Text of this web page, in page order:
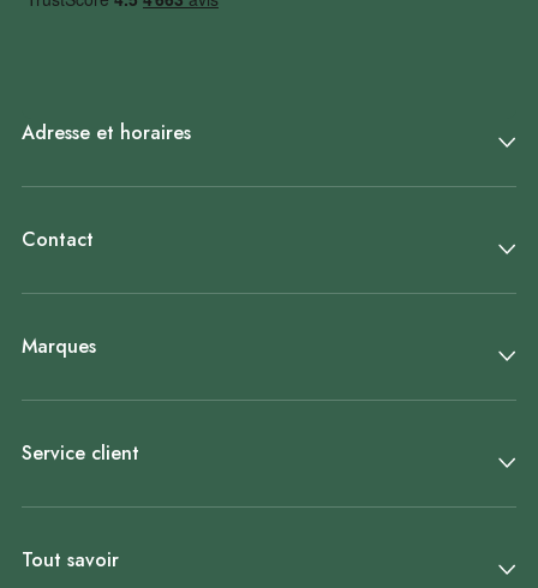
Adresse et horaires
Contact
Marques
Service client
Tout savoir